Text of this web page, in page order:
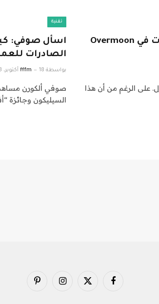
إير بي إن بي أو الفندق؟ يهدف نموذج تأجير العطلات في Overmoon
على الرغم من أن هذا
تقنية
اسأل صوفي:
الصادرات
بواسطة fffm 18 أكتوبر، 2023
صوفي ألكورن
السيليكون وجائزة
فيسبوك X
الانستغرامبينتيريست